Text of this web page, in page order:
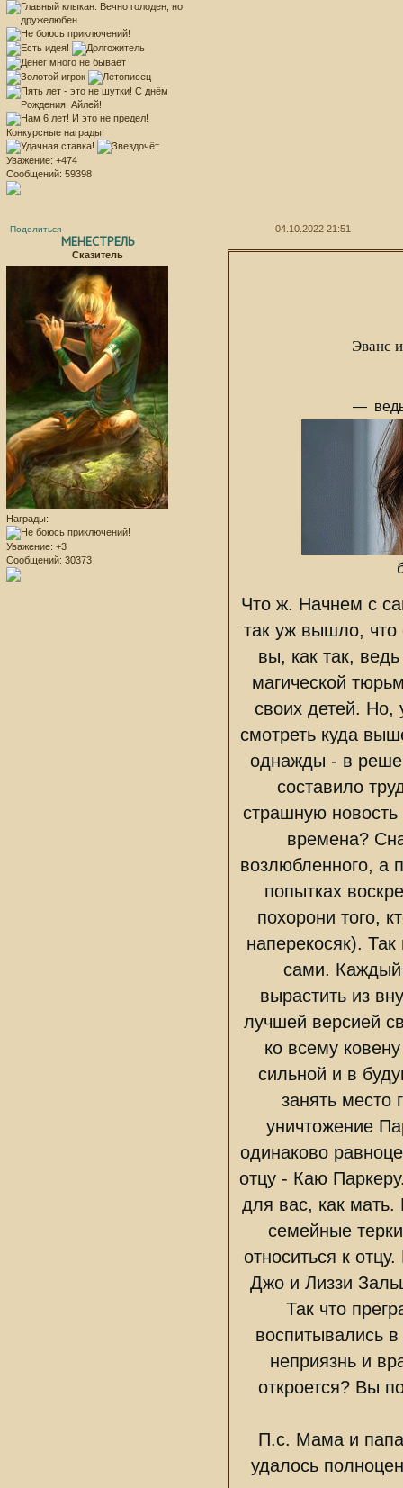
Конкурсные награды:
Уважение: +474
Сообщений: 59398
Поделиться 04.10.2022 21:51
МЕНЕСТРЕЛЬ
Сказитель
Награды:
Уважение: +3
Сообщений: 30373
Эванс
—
Что ж. Начнем с
так уж вышло, что
вы, как так,
магической
своих детей.
смотреть куда
однажды - в
составило
страшную
времена?
возлюбленного, а
попытках
похорони того,
наперекосяк).
сами. Каждый
вырастить из
лучшей версией
ко всему
сильной и в
занять место
уничтожение
одинаково
отцу - Каю
для вас, как
семейные
относиться к
Джо и Лиззи
Так что
воспитывались
неприязнь и
откроется? Вы
П.с. Мама и папа
удалось